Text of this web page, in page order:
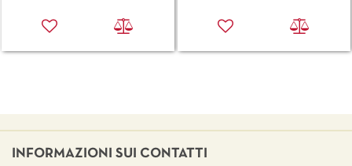
INFORMAZIONI SUI CONTATTI